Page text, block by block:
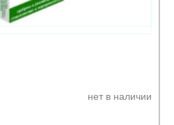
нет в наличии